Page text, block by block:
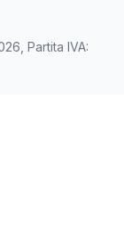
Partita IVA: